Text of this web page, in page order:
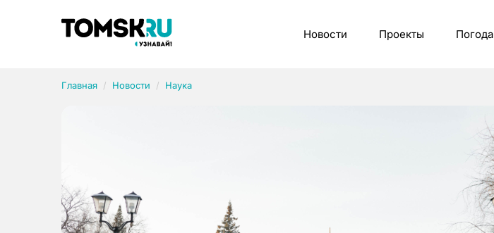
Новости Проекты Погода
Главная Новости Наука
Рубрики